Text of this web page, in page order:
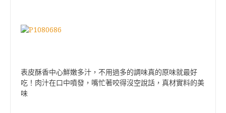
表皮酥香中心鮮嫩多汁，不用過多的調味真的原味就最好
吃！肉汁在口中噴發，嘴忙著咬得沒空說話，真材實料的美
味